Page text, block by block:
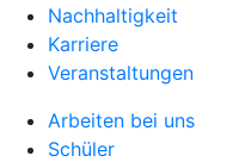
Nachhaltigkeit
Karriere
Veranstaltungen
Arbeiten bei uns
Schüler